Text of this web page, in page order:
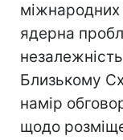
міжнародних
ядерна
Близькому
намір
щодо